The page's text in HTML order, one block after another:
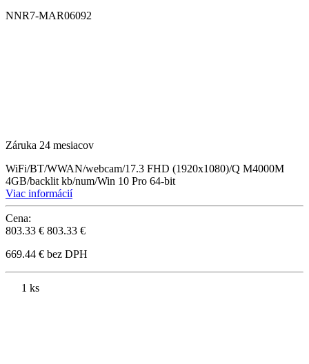
NNR7-MAR06092
Záruka 24 mesiacov
WiFi/BT/WWAN/webcam/17.3 FHD (1920x1080)/Q M4000M
4GB/backlit kb/num/Win 10 Pro 64-bit
Viac informácií
Cena:
803.33 € 803.33 €
669.44 € bez DPH
1 ks